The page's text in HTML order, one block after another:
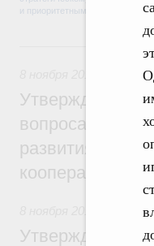
Утвержден
вопросам
развития
кооперация и
Утверждён